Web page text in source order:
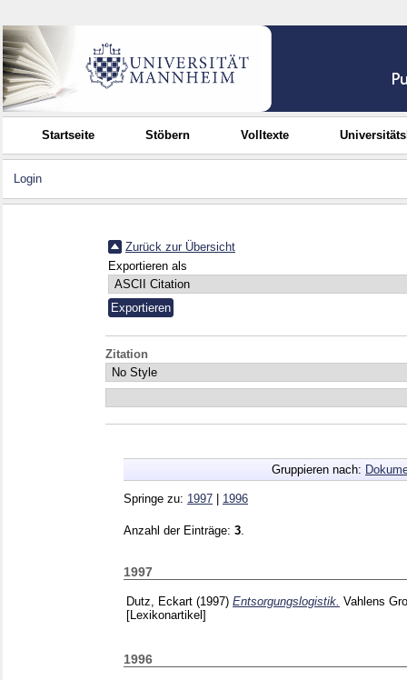
Startseite Stöbern Volltexte
Login
Zurück zur Übersicht
Exportieren als
Zitation
Gruppieren nach:
Springe zu: 1997 1996
Anzahl der Einträge: 3
1997
Dutz, Eckart (1997) Entsorgungslogistik. Vahlens
[Lexikonartikel]
1996